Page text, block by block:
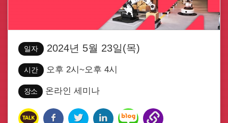
일자 2024년 5월 23일(목)
시간 오후 2시~오후 4시
장소 온라인 세미나